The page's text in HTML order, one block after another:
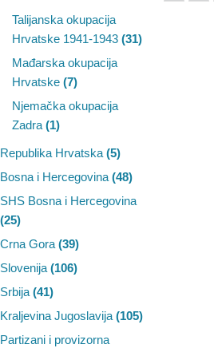
Talijanska okupacija
Hrvatske 1941-1943 (31)
Mađarska okupacija
Hrvatske (7)
Njemačka okupacija
Zadra (1)
Republika Hrvatska (5)
Bosna i Hercegovina (48)
SHS Bosna i Hercegovina
(25)
Crna Gora (39)
Slovenija (106)
Srbija (41)
Kraljevina Jugoslavija (105)
Partizani i provizorna